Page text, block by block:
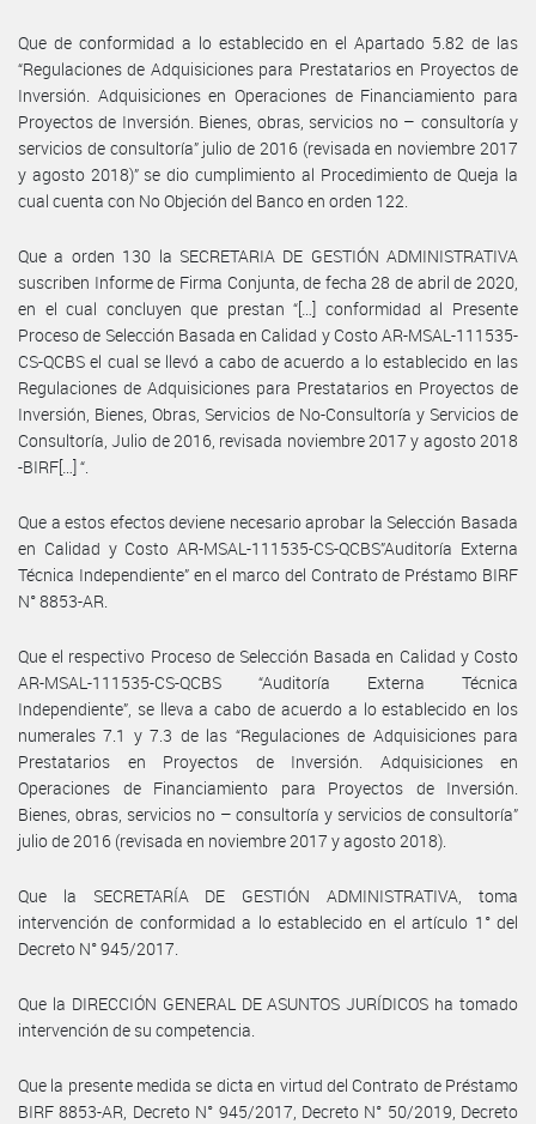
Que de conformidad a lo establecido en el Apartado 5.82 de las
“Regulaciones de Adquisiciones para Prestatarios en Proyectos de
Inversión. Adquisiciones en Operaciones de Financiamiento para
Proyectos de Inversión. Bienes, obras, servicios no – consultoría y
servicios de consultoría” julio de 2016 (revisada en noviembre 2017
y agosto 2018)” se dio cumplimiento al Procedimiento de Queja la
cual cuenta con No Objeción del Banco en orden 122.
Que a orden 130 la SECRETARIA DE GESTIÓN ADMINISTRATIVA
suscriben Informe de Firma Conjunta, de fecha 28 de abril de 2020,
en el cual concluyen que prestan “[…] conformidad al Presente
Proceso de Selección Basada en Calidad y Costo AR-MSAL-111535-
CS-QCBS el cual se llevó a cabo de acuerdo a lo establecido en las
Regulaciones de Adquisiciones para Prestatarios en Proyectos de
Inversión, Bienes, Obras, Servicios de No-Consultoría y Servicios de
Consultoría, Julio de 2016, revisada noviembre 2017 y agosto 2018
-BIRF[…] “.
Que a estos efectos deviene necesario aprobar la Selección Basada
en Calidad y Costo AR-MSAL-111535-CS-QCBS”Auditoría Externa
Técnica Independiente” en el marco del Contrato de Préstamo BIRF
N° 8853-AR.
Que el respectivo Proceso de Selección Basada en Calidad y Costo
AR-MSAL-111535-CS-QCBS “Auditoría Externa Técnica
Independiente”, se lleva a cabo de acuerdo a lo establecido en los
numerales 7.1 y 7.3 de las “Regulaciones de Adquisiciones para
Prestatarios en Proyectos de Inversión. Adquisiciones en
Operaciones de Financiamiento para Proyectos de Inversión.
Bienes, obras, servicios no – consultoría y servicios de consultoría”
julio de 2016 (revisada en noviembre 2017 y agosto 2018).
Que la SECRETARÍA DE GESTIÓN ADMINISTRATIVA, toma
intervención de conformidad a lo establecido en el artículo 1° del
Decreto N° 945/2017.
Que la DIRECCIÓN GENERAL DE ASUNTOS JURÍDICOS ha tomado
intervención de su competencia.
Que la presente medida se dicta en virtud del Contrato de Préstamo
BIRF 8853-AR, Decreto N° 945/2017, Decreto N° 50/2019, Decreto